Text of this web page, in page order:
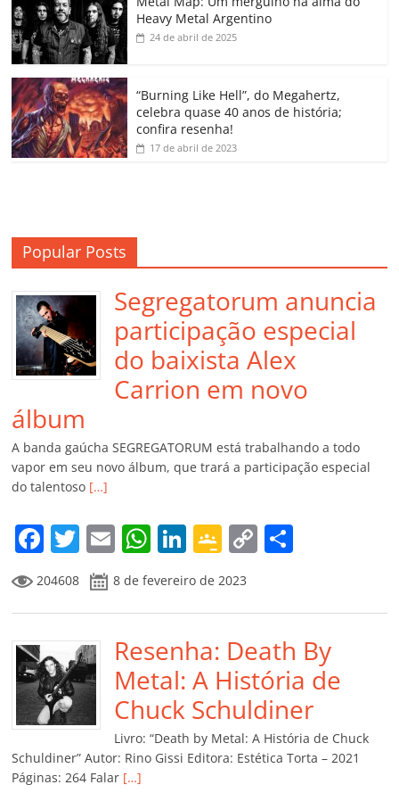
k ss
o
m
Heavy Metal Argentino
24 de abril de 2025
“Burning Like Hell”, do Megahertz,
celebra quase 40 anos de história;
confira resenha!
17 de abril de 2023
Popular Posts
Segregatorum anuncia
participação especial
do baixista Alex
Carrion em novo
álbum
A banda gaúcha SEGREGATORUM está trabalhando a todo
vapor em seu novo álbum, que trará a participação especial
do talentoso […]
F
a
c
e
b
o
o
k
T
w
itt
er
E
m
ai
l
W
at
s
A
p
p
Li
k
e
dI
n
G
o
o
gl
e
Cl
a
ss
ro
C
y
Li
n
k
p
ar
til
h
ar
204608 8 de fevereiro de 2023
Resenha: Death By
Metal: A História de
Chuck Schuldiner
Livro: “Death by Metal: A História de Chuck
Schuldiner” Autor: Rino Gissi Editora: Estética Torta – 2021
Páginas: 264 Falar […]